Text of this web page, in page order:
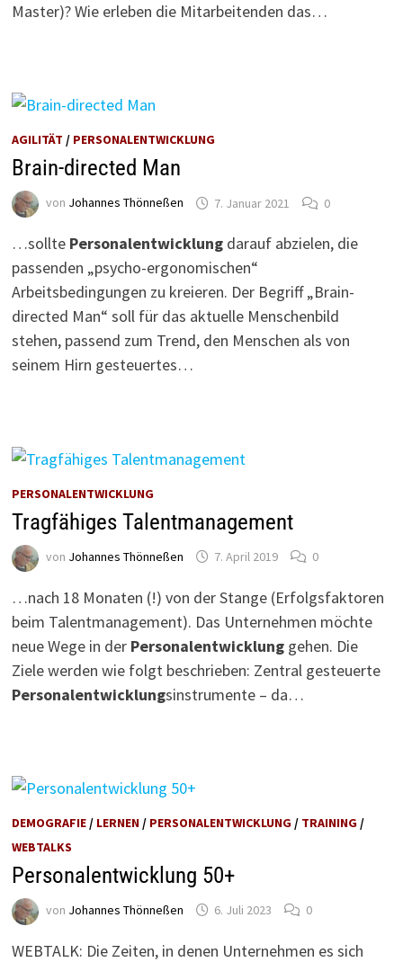
Master)? Wie erleben die Mitarbeitenden das…
AGILITÄT / PERSONALENTWICKLUNG
Brain-directed Man
von Johannes Thönneßen 7. Januar 2021 0
…sollte Personalentwicklung darauf abzielen, die
passenden „psycho-ergonomischen“
Arbeitsbedingungen zu kreieren. Der Begriff „Brain-
directed Man“ soll für das aktuelle Menschenbild
stehen, passend zum Trend, den Menschen als von
seinem Hirn gesteuertes…
PERSONALENTWICKLUNG
Tragfähiges Talentmanagement
von Johannes Thönneßen 7. April 2019 0
…nach 18 Monaten (!) von der Stange (Erfolgsfaktoren
beim Talentmanagement). Das Unternehmen möchte
neue Wege in der Personalentwicklung gehen. Die
Ziele werden wie folgt beschrieben: Zentral gesteuerte
Personalentwicklungsinstrumente – da…
DEMOGRAFIE / LERNEN / PERSONALENTWICKLUNG / TRAINING /
WEBTALKS
Personalentwicklung 50+
von Johannes Thönneßen 6. Juli 2023 0
WEBTALK: Die Zeiten, in denen Unternehmen es sich